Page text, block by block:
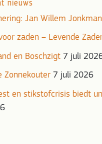
nieuws
Jan Willem
zaden – Levende
en Boschzigt 7 juli
Zonnekouter 7 juli 2026
en stikstofcrisis biedt